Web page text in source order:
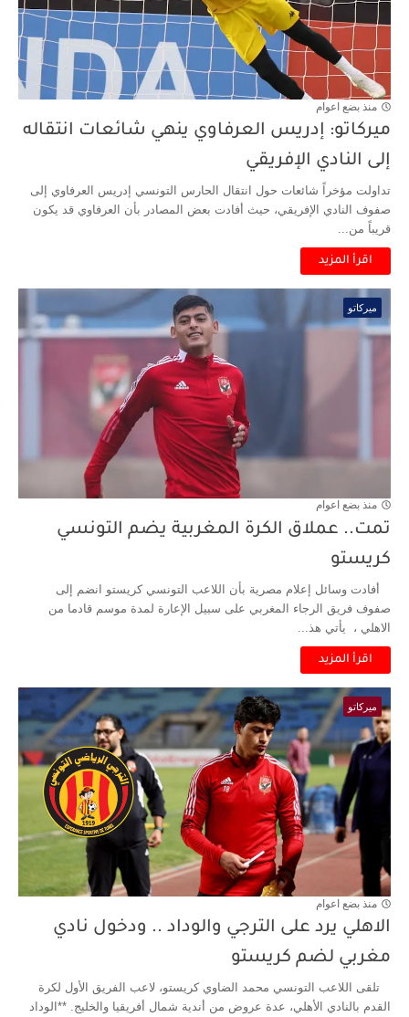
منذ بضع اعوام
ميركاتو: إدريس العرفاوي ينهي شائعات انتقاله
إلى النادي الإفريقي
تداولت مؤخراً شائعات حول انتقال الحارس التونسي إدريس العرفاوي إلى
صفوف النادي الإفريقي، حيث أفادت بعض المصادر بأن العرفاوي قد يكون
قريباً من...
اقرأ المزيد
ميركاتو
منذ بضع اعوام
تمت.. عملاق الكرة المغربية يضم التونسي
كريستو
أفادت وسائل إعلام مصرية بأن اللاعب التونسي كريستو انضم إلى
صفوف فريق الرجاء المغربي على سبيل الإعارة لمدة موسم قادما من
الاهلي ، يأتي هذ...
اقرأ المزيد
ميركاتو
منذ بضع اعوام
الاهلي يرد على الترجي والوداد .. ودخول نادي
مغربي لضم كريستو
تلقى اللاعب التونسي محمد الضاوي كريستو، لاعب الفريق الأول لكرة
القدم بالنادي الأهلي، عدة عروض من أندية شمال أفريقيا والخليج. **الوداد